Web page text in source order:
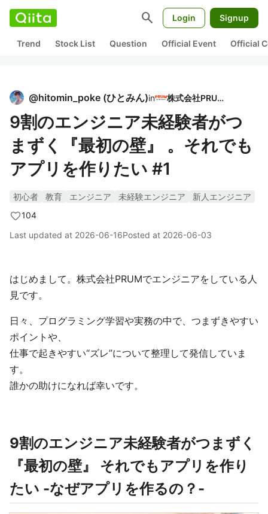
search Login Signup
Trend Stock List Question Official Event Official
@hitomin_poke (ひとみん)in 株式会社PRUM
9割のエンジニア未経験者がつ
まずく『最初の壁』 。それでも
アプリを作りたい #1
初心者 教育 エンジニア 未経験エンジニア
新人エンジニア
104
Last updated at 2026-06-16Posted at 2026-06-03
はじめまして。株式会社PRUMでエンジニアをしている人
見です。
日々、プログラミング学習や実務の中で、つまずきやすい
ポイントや、
仕事で起きやすい“ズレ”について整理して発信していま
す。
誰かの助けになれば幸いです。
9割のエンジニア未経験者がつまずく
『最初の壁』 それでもアプリを作り
たい -なぜアプリを作るの？-